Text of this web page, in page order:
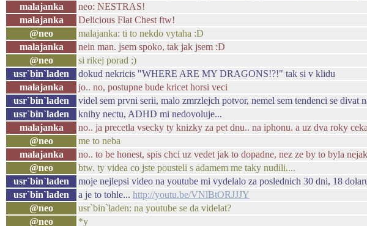
malajanka
neo: NESTRAS!
malajanka
Delicious Flat Chest ftw!
@neo
malajanka: ti to nekdo vytaha :D
malajanka
nein man. jsem spoko, tak jak jsem :D
@neo
si rikej porad ;)
usr`bin`laden
dokud nekricis "WHERE ARE MY DRAGONS!?!" tak si v klidu
malajanka
jo.. no, postupne bude kricet horsi veci
usr`bin`laden
videl sem prvni serii, malo zmrzlejch potvor, nemel sem tendenci se divat
usr`bin`laden
knihy nectu, ADHD mi nedovoluje...
malajanka
no.. ja precetla vsecky ty knizky za pet dnu.. na iphonu. a uz dva roky
@neo
me to neba
malajanka
no.. to be honest, spis chci uz vedet jak to dopadne, nez ze by to byla
@neo
btw. ty videa co jste pousteli s adamem me taky nudili....
usr`bin`laden
moje nejlepsi video na youtube mi vydelalo za poslednich 30 dni, 18
usr`bin`laden
a je to tohle... http://youtu.be/VNlBtORJJJY
@neo
usr`bin`laden: na youtube se da videlat?
@neo
*y